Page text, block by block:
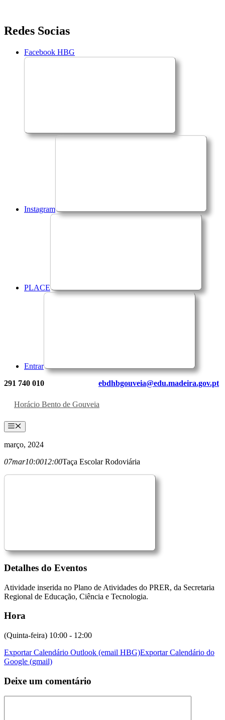
Saltar
para
conteúdo
Redes Socias
Facebook HBG
Instagram
PLACE
Entrar
291 740 010 ebdhbgouveia@edu.madeira.gov.pt
Horácio Bento de Gouveia
Menu
março, 2024
07mar10:0012:00Taça Escolar Rodoviária
Detalhes do Eventos
Atividade inserida no Plano de Atividades do PRER, da Secretaria
Regional de Educação, Ciência e Tecnologia.
Hora
(Quinta-feira) 10:00 - 12:00
Exportar Calendário Outlook (email HBG)Exportar Calendário do
Google (gmail)
Deixe um comentário